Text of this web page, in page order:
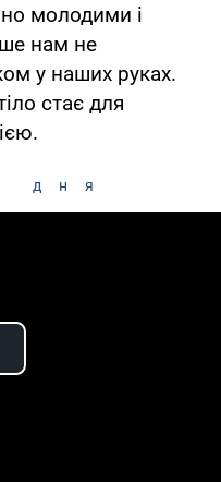
молодими і
нам не
у наших руках.
стає для
дня
Video